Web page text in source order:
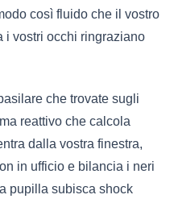
così fluido che il vostro
i vostri occhi ringraziano
che trovate sugli
reattivo che calcola
dalla vostra finestra,
in ufficio e bilancia i neri
pupilla subisca shock